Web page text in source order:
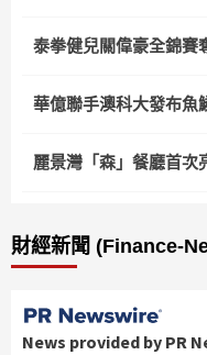
泰拳健兒關偉豪全錦賽
華億聯手澳科大發布魚
麗景灣「森」餐廳首次
財經新聞 (Finance-
News provided by PR